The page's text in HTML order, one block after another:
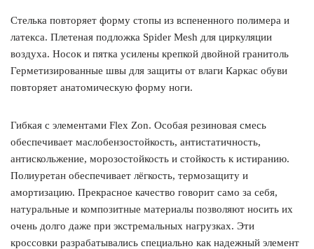
Стелька повторяет форму стопы из вспененного полимера и
латекса. Плетеная подложка Spider Mesh для циркуляции
воздуха. Носок и пятка усилены крепкой двойной гранитоль
Герметизированные швы для защиты от влаги Каркас обуви
повторяет анатомическую форму ноги.
Гибкая с элементами Flex Zon. Особая резиновая смесь
обеспечивает маслобензостойкость, антистатичность,
антискольжение, морозостойкость и стойкость к истиранию.
Полиуретан обеспечивает лёгкость, термозащиту и
амортизацию. Прекрасное качество говорит само за себя,
натуральные и композитные материалы позволяют носить их
очень долго даже при экстремальных нагрузках. Эти
кроссовки разрабатывались специально как надежный элемент